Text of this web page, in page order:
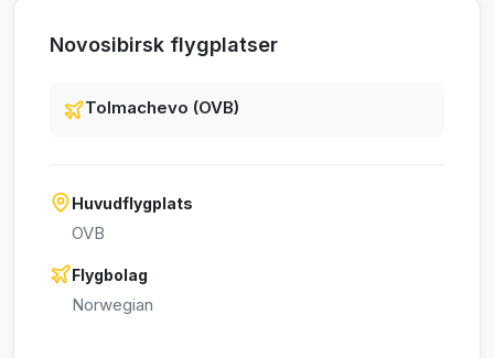
Novosibirsk flygplatser
Tolmachevo (OVB)
Huvudflygplats
OVB
Flygbolag
Norwegian